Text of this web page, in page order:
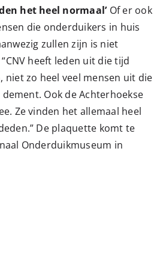
het heel normaal’Of er ook
die onderduikers in huis
zullen zijn is niet
heeft leden uit die tijd
niet zo heel veel mensen uit die
Ook de Achterhoekse
Ze vinden het allemaal heel
De plaquette komt te
Onderduikmuseum in